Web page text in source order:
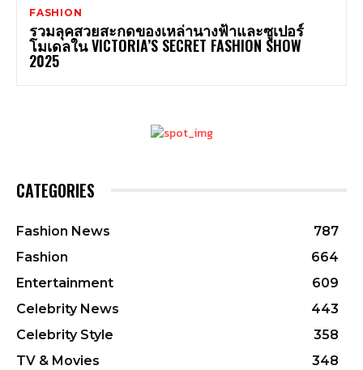
FASHION
รวมลุคสวยสะกดของเหล่านางฟ้าและซูเปอร์
โมเดลใน VICTORIA’S SECRET FASHION SHOW
2025
CATEGORIES
Fashion News
787
Fashion
664
Entertainment
609
Celebrity News
443
Celebrity Style
358
TV & Movies
348